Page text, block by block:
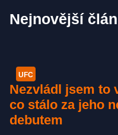
Nejnovější
UFC
Nezvládl jsem to
co stálo za jeho
debutem